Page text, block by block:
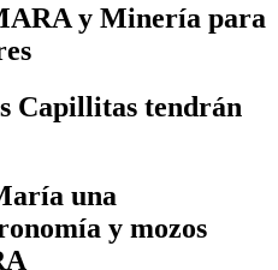
y Minería para
Capillitas tendrán
una
y mozos